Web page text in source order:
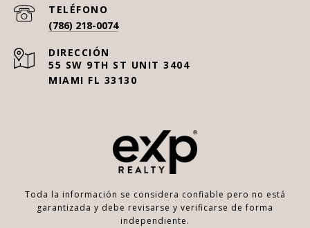
(786) 218-0074
55 SW 9TH ST UNIT 3404
MIAMI FL 33130
Toda la información se considera confiable pero no está
garantizada y debe revisarse y verificarse de forma
independiente.